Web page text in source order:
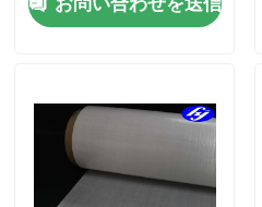
見積依頼
カーボンアラミドの生地